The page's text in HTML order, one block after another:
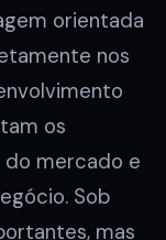
orientada
nos
os
do mercado e
Sob
mas